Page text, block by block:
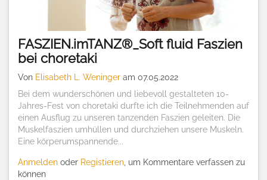
FASZIEN.imTANZ®_Soft fluid Faszien
bei choretaki
Von Elisabeth L. Weninger am 07.05.2022
Bei dem wunderschönen und liebevoll gestalteten 10-
Jahres-Fest von choretaki durfte ich die Teilnehmenden auf
einen Ausflug zu unseren tanzenden Faszien geleiten. Die
Muskelfaszien umhüllen und durchziehen unsere Muskeln.
Eine körperumspannende...
Anmelden oder Registieren , um Kommentare verfassen zu
können